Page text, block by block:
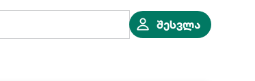
შესვლა